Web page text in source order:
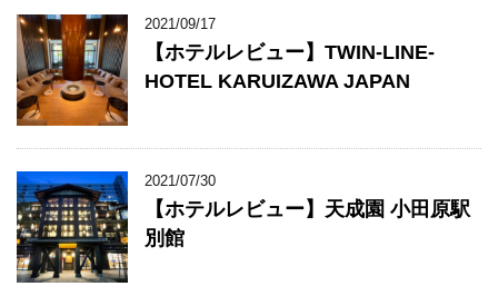
2021/09/17
【ホテルレビュー】TWIN-LINE-
HOTEL KARUIZAWA JAPAN
2021/07/30
【ホテルレビュー】天成園 小田原駅
別館